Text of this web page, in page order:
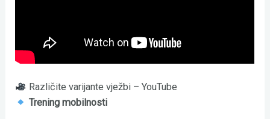
Različite varijante vježbi – YouTube
Trening mobilnosti